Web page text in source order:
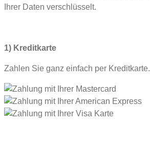
Ihrer Daten verschlüsselt.
1) Kreditkarte
Zahlen Sie ganz einfach per Kreditkarte.